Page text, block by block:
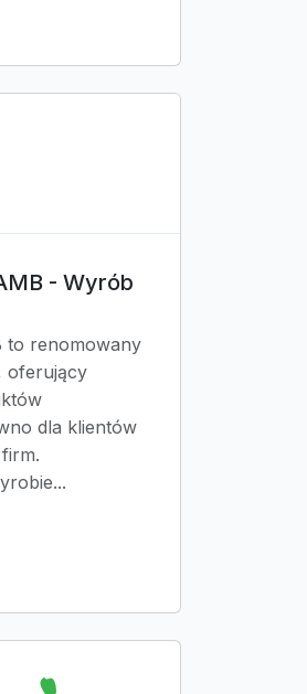
- Wyrób
to renomowany
oferujący
dla klientów